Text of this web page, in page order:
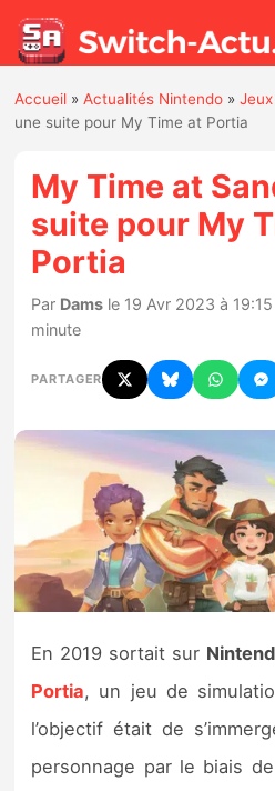
Actualités
Jeux
Hardware
Mises à jour
Chiffres de ventes
Rumeurs
Nintendo Direct
Tests et previews
Tests de jeux
Tests d’accessoires
Autres tests
Accueil »Actualités Nintendo »Jeux
une suite pour My Time at Portia
My Time at
suite pour My
Portia
Par Dams le 19 Avr 2023 à
minute
PARTAGER
En 2019 sortait sur
Portia, un jeu de
l’objectif était de
personnage par le biais